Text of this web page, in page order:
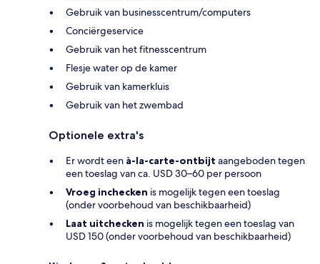
Gebruik van businesscentrum/computers
Conciërgeservice
Gebruik van het fitnesscentrum
Flesje water op de kamer
Gebruik van kamerkluis
Gebruik van het zwembad
Optionele extra's
Er wordt een à-la-carte-ontbijt aangeboden tegen
een toeslag van ca. USD 30–60 per persoon
Vroeg inchecken is mogelijk tegen een toeslag
(onder voorbehoud van beschikbaarheid)
Laat uitchecken is mogelijk tegen een toeslag van
USD 150 (onder voorbehoud van beschikbaarheid)